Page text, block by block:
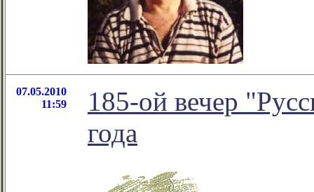
07.05.2010
11:59
185-ой вечер
года